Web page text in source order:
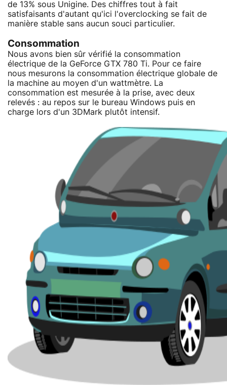
de 13% sous Unigine. Des chiffres tout à fait
satisfaisants d'autant qu'ici l'overclocking se fait de
manière stable sans aucun souci particulier.
Consommation
Nous avons bien sûr vérifié la consommation
électrique de la GeForce GTX 780 Ti. Pour ce faire
nous mesurons la consommation électrique globale de
la machine au moyen d'un wattmètre. La
consommation est mesurée à la prise, avec deux
relevés : au repos sur le bureau Windows puis en
charge lors d'un 3DMark plutôt intensif.